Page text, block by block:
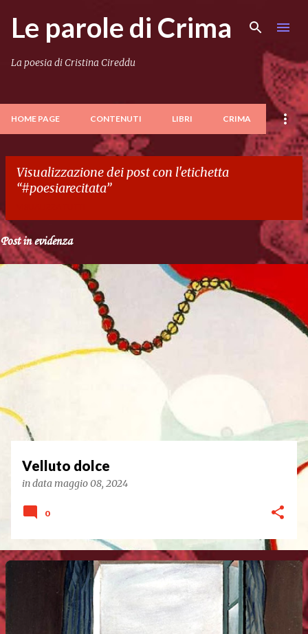
Passa ai contenuti principali
Le parole di Crima
La poesia di Cristina Cireddu
HOME PAGE CONTENUTI LIBRI CRIMA
Visualizzazione dei post con l'etichetta
#poesiarecitata
P
o
Post in evidenza
Velluto dolce
in datamaggio 08, 2024
0